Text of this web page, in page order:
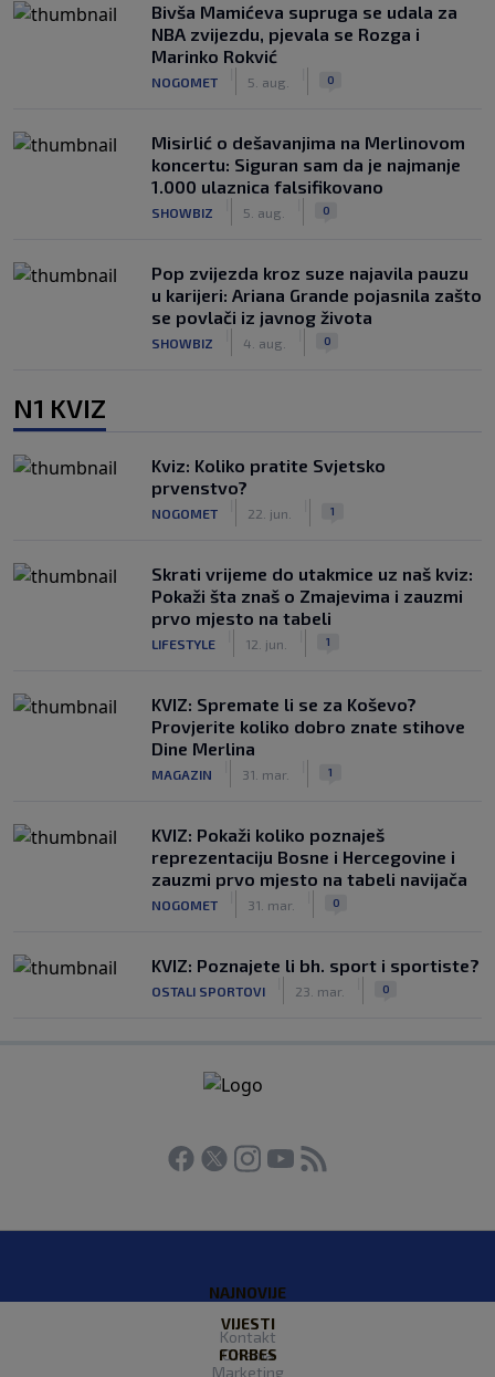
Bivša Mamićeva supruga se udala za
NBA zvijezdu, pjevala se Rozga i
Marinko Rokvić
NOGOMET 5. aug. 0
Misirlić o dešavanjima na Merlinovom
koncertu: Siguran sam da je najmanje
1.000 ulaznica falsifikovano
SHOWBIZ 5. aug. 0
Pop zvijezda kroz suze najavila pauzu
u karijeri: Ariana Grande pojasnila zašto
se povlači iz javnog života
SHOWBIZ 4. aug. 0
N1 KVIZ
Kviz: Koliko pratite Svjetsko
prvenstvo?
NOGOMET 22. jun. 1
Skrati vrijeme do utakmice uz naš kviz:
Pokaži šta znaš o Zmajevima i zauzmi
prvo mjesto na tabeli
LIFESTYLE 12. jun. 1
KVIZ: Spremate li se za Koševo?
Provjerite koliko dobro znate stihove
Dine Merlina
MAGAZIN 31. mar. 1
KVIZ: Pokaži koliko poznaješ
reprezentaciju Bosne i Hercegovine i
zauzmi prvo mjesto na tabeli navijača
NOGOMET 31. mar. 0
KVIZ: Poznajete li bh. sport i sportiste?
OSTALI SPORTOVI 23. mar. 0
NAJNOVIJE
VIJESTI
FORBES
Kontakt
O nama
Marketing